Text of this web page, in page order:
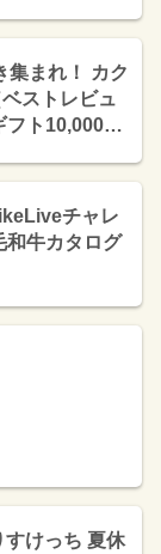
集まれ！ カク
ストレビュ
フト10,000円
チャレ
和牛カタログ
けっち 夏休